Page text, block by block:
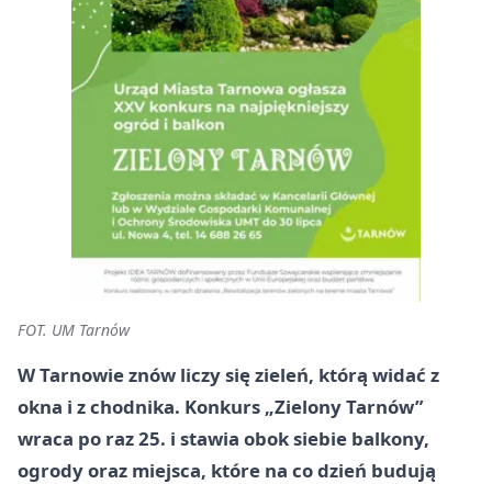
FOT. UM Tarnów
W Tarnowie znów liczy się zieleń, którą widać z
okna i z chodnika. Konkurs „Zielony Tarnów”
wraca po raz 25. i stawia obok siebie balkony,
ogrody oraz miejsca, które na co dzień budują